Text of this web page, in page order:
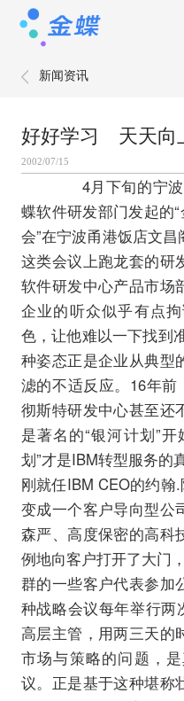
新闻资讯
好好学习 天天向
2002/07/15
4月下旬的宁
蝶软件研发部门发起的
会”在宁波甬港饭店文
这类会议上跑龙套的研
软件研发中心产品市场
企业的听众似乎有点
色，让他难以一下找
种姿态正是企业从典型
滤的不适反应。16年
彻斯特研发中心甚至还
是著名的“银河计划”
划”才是IBM转型服务
刚就任IBM CEO的约翰
变成一个客户导向型公
森严、高度保密的高科
例地向客户打开了大门
群的一些客户代表参加
种战略会议每年举行两
高层主管，用两三天的
市场与策略的问题，
议。正是基于这种堪称